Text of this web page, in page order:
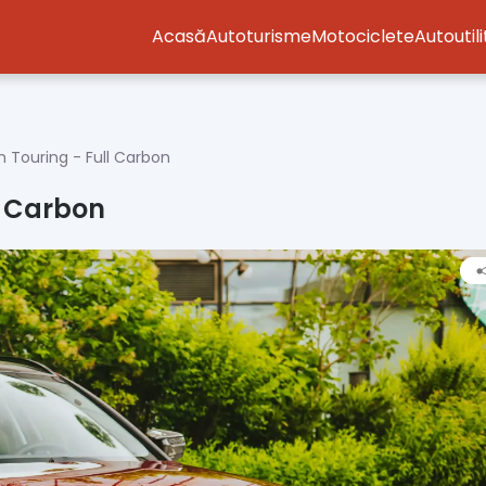
AcasăAutoturismeMotociclete
Touring - Full Carbon